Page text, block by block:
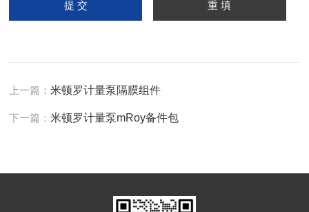
上一篇：米顿罗计量泵隔膜组件
下一篇：米顿罗计量泵mRoy备件包